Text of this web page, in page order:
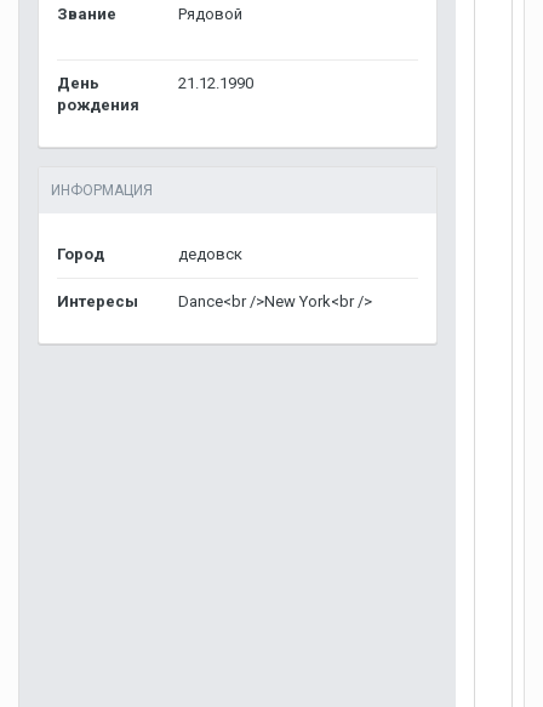
Звание Рядовой
День
рождения
21.12.1990
ИНФОРМАЦИЯ
Город дедовск
Интересы Dance<br />New York<br />